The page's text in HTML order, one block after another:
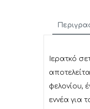
Ιερατκό
φελονίου,
εννέα για